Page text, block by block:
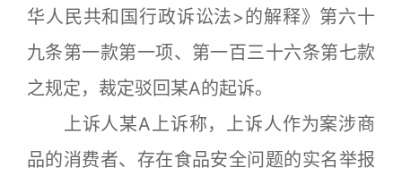
华人民共和国行政诉讼法>的解释》第六十
九条第一款第一项、第一百三十六条第七款
之规定，裁定驳回某A的起诉。
上诉人某A上诉称，上诉人作为案涉商
品的消费者、存在食品安全问题的实名举报